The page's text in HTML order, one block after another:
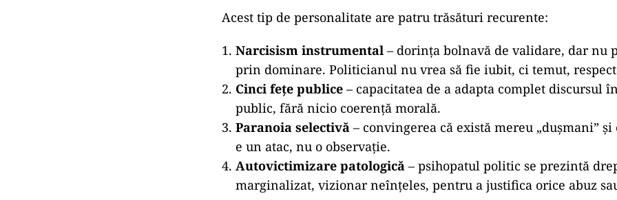
Nu degeaba mulți dintre cei mai periculoși lideri ai lumii – din
nu erau nebuni, ci doar
recipienți ai unui vid afectiv și moraliști
o cruzime perfect rațională.
6. Psihopatologia politică: când patologia devine sistem
Psihopatul politic nu e un accident, ci un simptom. Un rezultat al
politice în care empatia e considerată o slăbiciune, adevărul –
puterea – scop în sine.
Acolo unde meritocrația lipsește, acolo unde instituțiile nu